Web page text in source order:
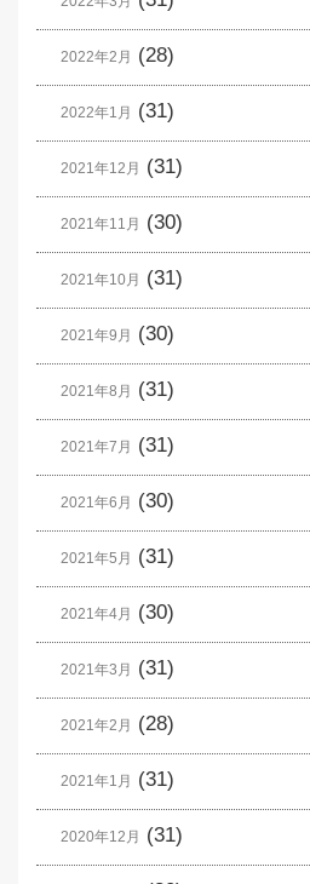
2022年2月 (28)
2022年1月 (31)
2021年12月 (31)
2021年11月 (30)
2021年10月 (31)
2021年9月 (30)
2021年8月 (31)
2021年7月 (31)
2021年6月 (30)
2021年5月 (31)
2021年4月 (30)
2021年3月 (31)
2021年2月 (28)
2021年1月 (31)
2020年12月 (31)